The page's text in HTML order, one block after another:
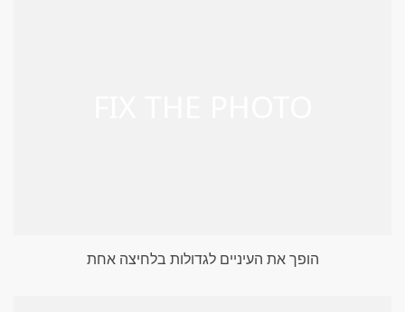
הופך את העיניים לגדולות בלחיצה אחת